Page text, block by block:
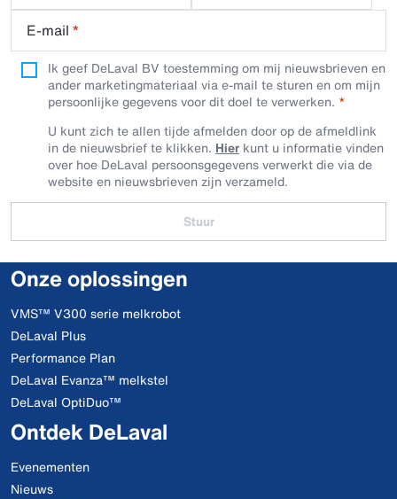
E-mail *
Ik geef DeLaval BV toestemming om mij nieuwsbrieven en
ander marketingmateriaal via e-mail te sturen en om mijn
persoonlijke gegevens voor dit doel te verwerken.
U kunt zich te allen tijde afmelden door op de afmeldlink
in de nieuwsbrief te klikken. Hier kunt u informatie vinden
over hoe DeLaval persoonsgegevens verwerkt die via de
website en nieuwsbrieven zijn verzameld.
Stuur
Onze oplossingen
VMS™ V300 serie melkrobot
DeLaval Plus
Performance Plan
DeLaval Evanza™ melkstel
DeLaval OptiDuo™
Ontdek DeLaval
Evenementen
Nieuws